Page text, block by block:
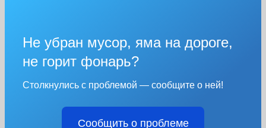
Не убран мусор, яма на дороге,
не горит фонарь?
Столкнулись с проблемой — сообщите о ней!
Сообщить о проблеме